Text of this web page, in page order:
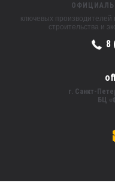
ключевых
строительства и
8
г. Санкт-
БЦ